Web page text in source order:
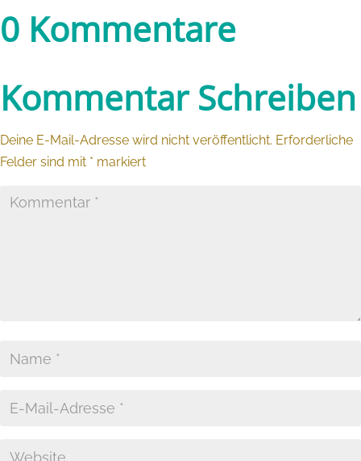
0 Kommentare
Kommentar Schreiben
Deine E-Mail-Adresse wird nicht veröffentlicht. Erforderliche
Felder sind mit * markiert